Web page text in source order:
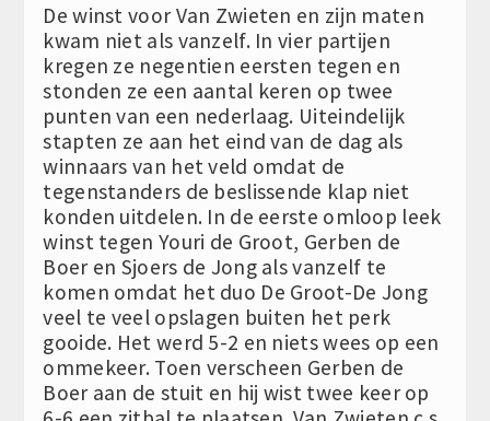
De winst voor Van Zwieten en zijn maten
kwam niet als vanzelf. In vier partijen
kregen ze negentien eersten tegen en
stonden ze een aantal keren op twee
punten van een nederlaag. Uiteindelijk
stapten ze aan het eind van de dag als
winnaars van het veld omdat de
tegenstanders de beslissende klap niet
konden uitdelen. In de eerste omloop leek
winst tegen Youri de Groot, Gerben de
Boer en Sjoers de Jong als vanzelf te
komen omdat het duo De Groot-De Jong
veel te veel opslagen buiten het perk
gooide. Het werd 5-2 en niets wees op een
ommekeer. Toen verscheen Gerben de
Boer aan de stuit en hij wist twee keer op